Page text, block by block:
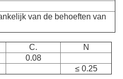
van de behoeften van
C.
N
0.08
≤ 0.25